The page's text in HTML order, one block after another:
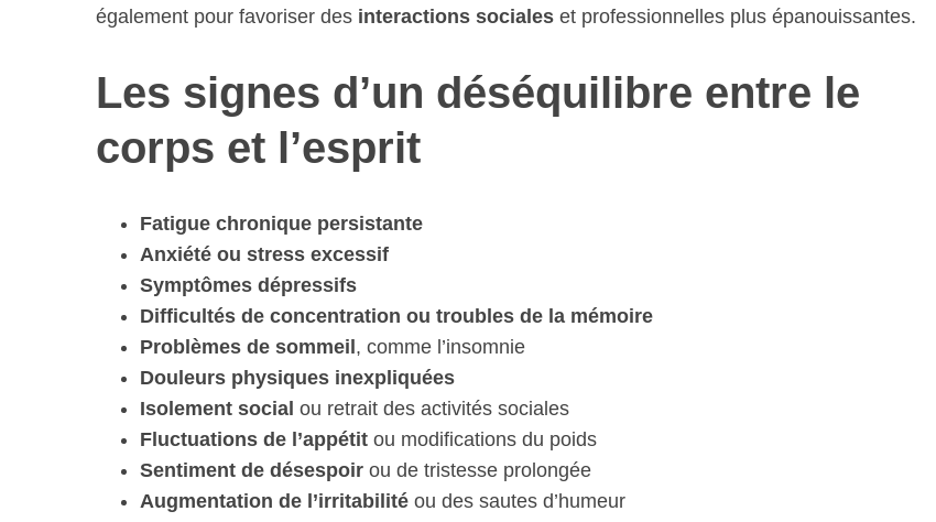
également pour favoriser des interactions sociales et professionnelles plus épanouissantes.
Les signes d’un déséquilibre entre le
corps et l’esprit
Fatigue chronique persistante
Anxiété ou stress excessif
Symptômes dépressifs
Difficultés de concentration ou troubles de la mémoire
Problèmes de sommeil , comme l’insomnie
Douleurs physiques inexpliquées
Isolement social ou retrait des activités sociales
Fluctuations de l’appétit ou modifications du poids
Sentiment de désespoir ou de tristesse prolongée
Augmentation de l’irritabilité ou des sautes d’humeur